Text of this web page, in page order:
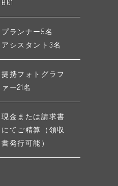
B01
プランナー5名
アシスタント3名
提携フォトグラフ
ァー21名
現金または請求書
にてご精算（領収
書発行可能）